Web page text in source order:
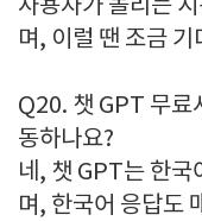
사용자가 몰리는
며, 이럴 땐 조금
Q20. 챗 GPT 무료
동하나요?
네, 챗 GPT는 한국
며, 한국어 응답도